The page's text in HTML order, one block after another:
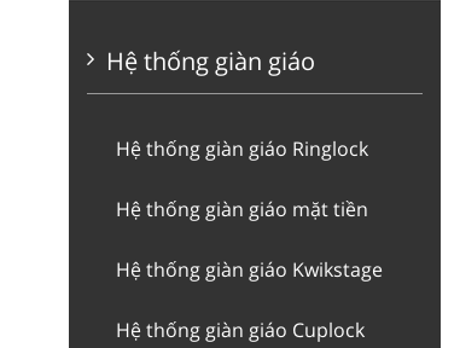
Hệ thống giàn giáo
Hệ thống giàn giáo Ringlock
Hệ thống giàn giáo mặt tiền
Hệ thống giàn giáo Kwikstage
Hệ thống giàn giáo Cuplock